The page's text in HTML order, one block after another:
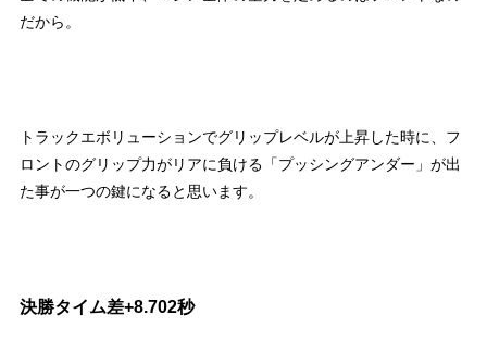
だから。
トラックエボリューションでグリップレベルが上昇した時に、フ
ロントのグリップ力がリアに負ける「プッシングアンダー」が出
た事が一つの鍵になると思います。
決勝タイム差+8.702秒